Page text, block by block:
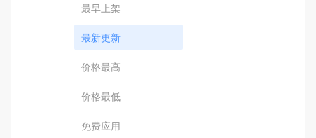
最早上架
最新更新
价格最高
价格最低
免费应用